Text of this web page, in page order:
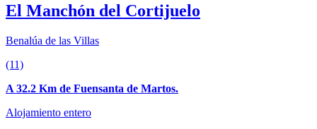
El Manchón del Cortijuelo
Benalúa de las Villas
(11)
A 32.2 Km de Fuensanta de Martos.
Alojamiento entero